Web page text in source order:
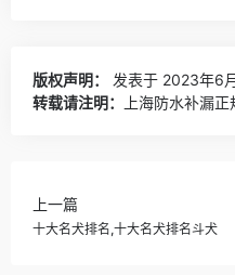
版权声明：
发表于 2023年6
转载请注明：
上海防水补漏
上一篇
十大名犬排名,十大名犬排名斗犬